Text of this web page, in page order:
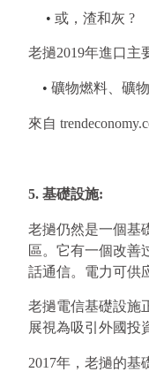
• 或，渣和灰 ?
老撾2019年進口主
• 礦物燃料、礦
來自
5. 基礎設施:
老撾仍然是一個基
區。它有一個改善
話通信。電力可供
老撾電信基礎設施
展視為吸引外國投
2017年，老撾的基